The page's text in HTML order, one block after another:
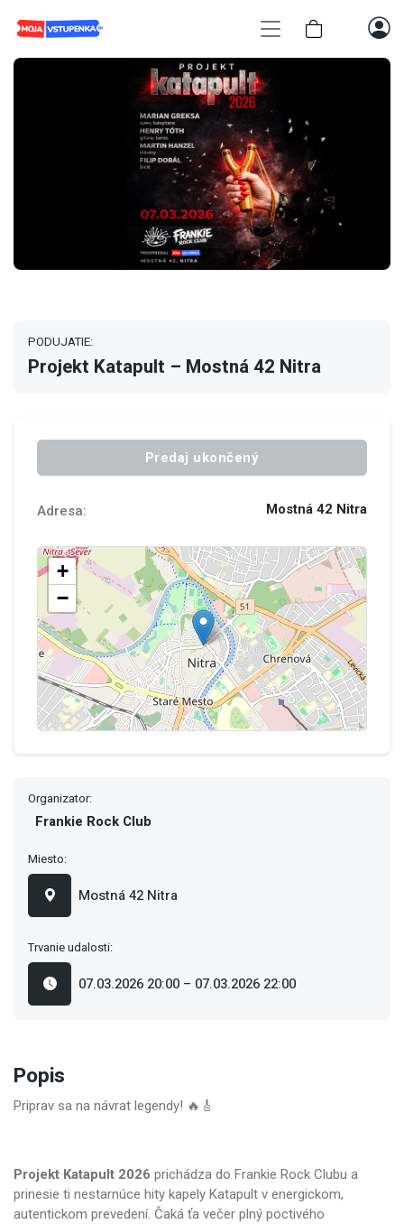
PODUJATIE:
Projekt Katapult – Mostná 42 Nitra
Organizator:
Frankie Rock Club
Miesto:
Mostná 42 Nitra
Trvanie udalosti:
07.03.2026 20:00 – 07.03.2026 22:00
Popis
Priprav sa na návrat legendy! 🔥🎸
Projekt Katapult 2026 prichádza do Frankie Rock Clubu a
prinesie ti nestarnúce hity kapely Katapult v energickom,
autentickom prevedení. Čaká ťa večer plný poctivého
Predaj ukončený
Adresa: Mostná 42 Nitra
Make this Notebook Trusted to load map: File -> Trust
Notebook